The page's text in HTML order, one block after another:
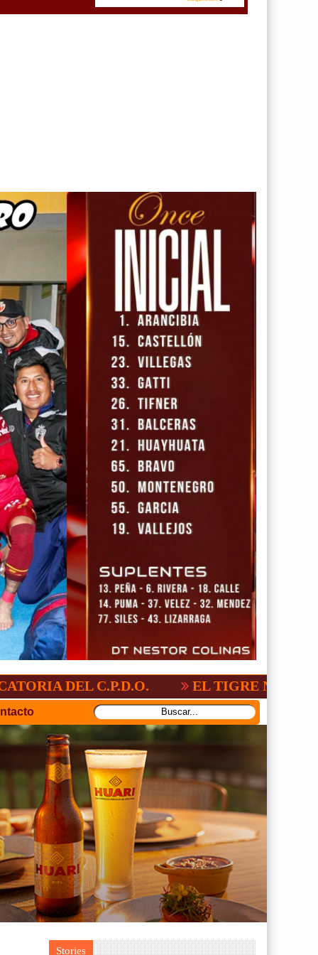
C.P.D.O. EL TIGRE NO PERDONO A
Stories